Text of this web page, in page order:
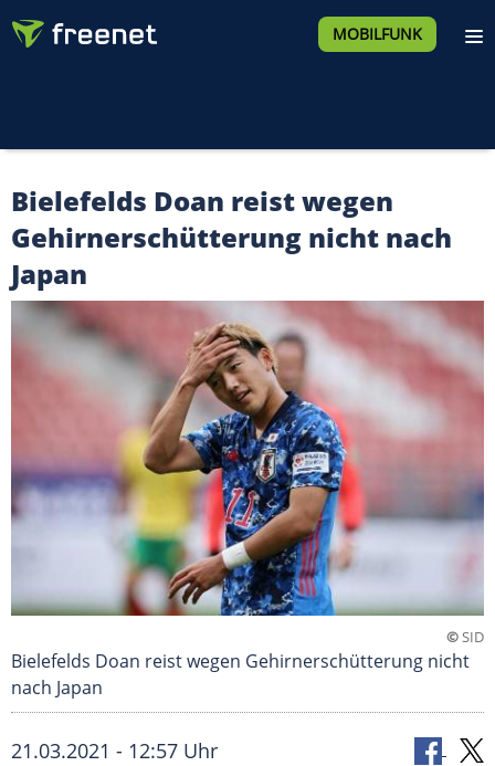
MOBILFUNK
Bielefelds Doan reist wegen
Gehirnerschütterung nicht nach
Japan
©SID
Bielefelds Doan reist wegen Gehirnerschütterung nicht
nach Japan
21.03.2021 - 12:57 Uhr